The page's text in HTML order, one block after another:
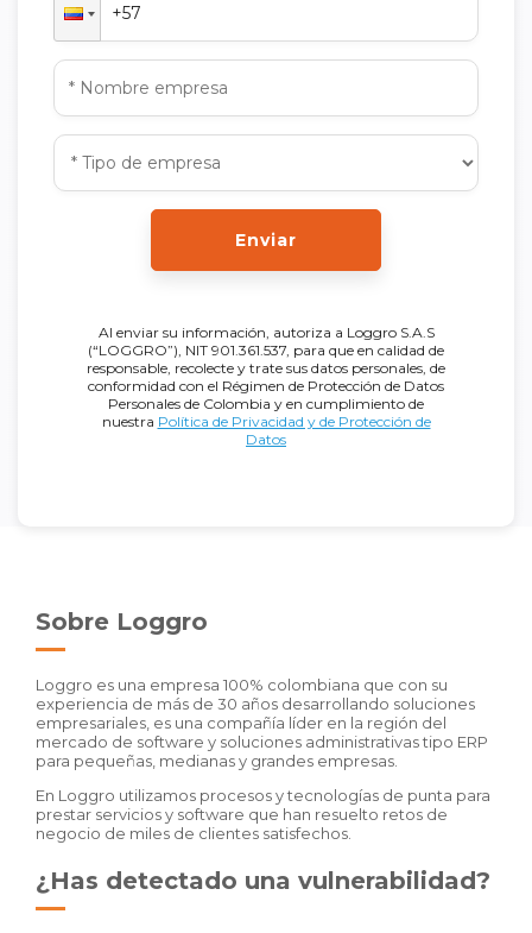
Enviar
Al enviar su información, autoriza a Loggro S.A.S
(“LOGGRO”), NIT 901.361.537, para que en calidad de
responsable, recolecte y trate sus datos personales, de
conformidad con el Régimen de Protección de Datos
Personales de Colombia y en cumplimiento de
nuestra Política de Privacidad y de Protección de
Datos
Sobre Loggro
Loggro es una empresa 100% colombiana que con su
experiencia de más de 30 años desarrollando soluciones
empresariales, es una compañía líder en la región del
mercado de software y soluciones administrativas tipo ERP
para pequeñas, medianas y grandes empresas.
En Loggro utilizamos procesos y tecnologías de punta para
prestar servicios y software que han resuelto retos de
negocio de miles de clientes satisfechos.
¿Has detectado una vulnerabilidad?